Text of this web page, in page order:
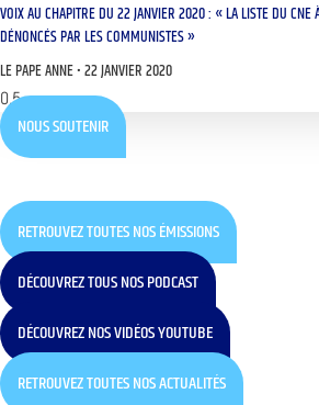
VOIX AU CHAPITRE DU 22 JANVIER 2020 : « LA LISTE DU CNE
DÉNONCÉS PAR LES COMMUNISTES »
LE PAPE ANNE 22 JANVIER 2020
NOUS SOUTENIR
RETROUVEZ TOUTES NOS ÉMISSIONS
DÉCOUVREZ TOUS NOS PODCAST
DÉCOUVREZ NOS VIDÉOS YOUTUBE
RETROUVEZ TOUTES NOS ACTUALITÉS